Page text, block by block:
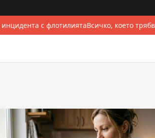
с флотилиятаВсичко, което